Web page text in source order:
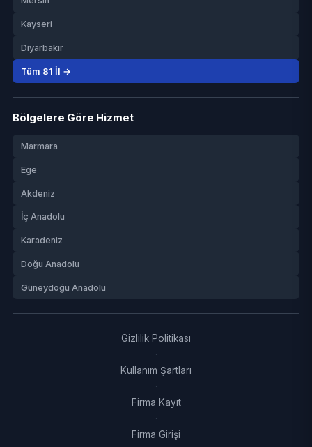
Kayseri
Diyarbakır
Tüm 81 İl →
Bölgelere Göre Hizmet
Marmara
Ege
Akdeniz
İç Anadolu
Karadeniz
Doğu Anadolu
Güneydoğu Anadolu
Gizlilik Politikası
·
Kullanım Şartları
·
Firma Kayıt
·
Firma Girişi